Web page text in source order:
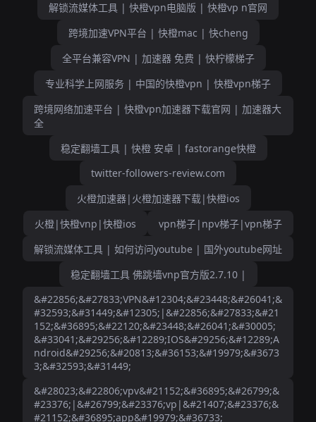
解锁流媒体工具 | 快橙vpn电脑版 | 快橙vp n官网
跨境加速VPN平台 | 快橙mac | 快cheng
全平台兼容VPN | 加速器 免费 | 快柠檬梯子
专业科学上网服务 | 中国的快橙vpn | 快橙vpn梯子
跨境网络加速平台 | 快橙vpn加速器下载官网 | 加速器大
全
稳定翻墙工具 | 快橙 安卓 | fastorange快橙
twitter-followers-review.com
火橙加速器|火橙加速器下载|快橙ios
火橙|快橙vnp|快橙ios
vpn梯子|npv梯子|vpn梯子
解锁流媒体工具 | 如何访问youtube | 国外youtube网址
稳定翻墙工具 佛跳墙vnp官方版2.7.10 |
&#22856;&#27833;VPN&#12304;&#23448;&#26041;&
#32593;&#31449;&#12305;|&#22856;&#27833;&#21
152;&#36895;&#22120;&#23448;&#26041;&#30005;
&#33041;&#29256;&#12289;IOS&#29256;&#12289;A
ndroid&#29256;&#20813;&#36153;&#19979;&#3673
3;&#32593;&#31449;
&#28023;&#22806;vpv&#21152;&#36895;&#26799;&
#23376;|&#26799;&#23376;vp|&#21407;&#23376;&
#21152;&#36895;app&#19979;&#36733;